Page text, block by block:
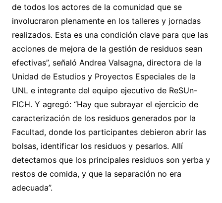
de todos los actores de la comunidad que se
involucraron plenamente en los talleres y jornadas
realizados. Esta es una condición clave para que las
acciones de mejora de la gestión de residuos sean
efectivas”, señaló Andrea Valsagna, directora de la
Unidad de Estudios y Proyectos Especiales de la
UNL e integrante del equipo ejecutivo de ReSUn-
FICH. Y agregó: “Hay que subrayar el ejercicio de
caracterización de los residuos generados por la
Facultad, donde los participantes debieron abrir las
bolsas, identificar los residuos y pesarlos. Allí
detectamos que los principales residuos son yerba y
restos de comida, y que la separación no era
adecuada”.